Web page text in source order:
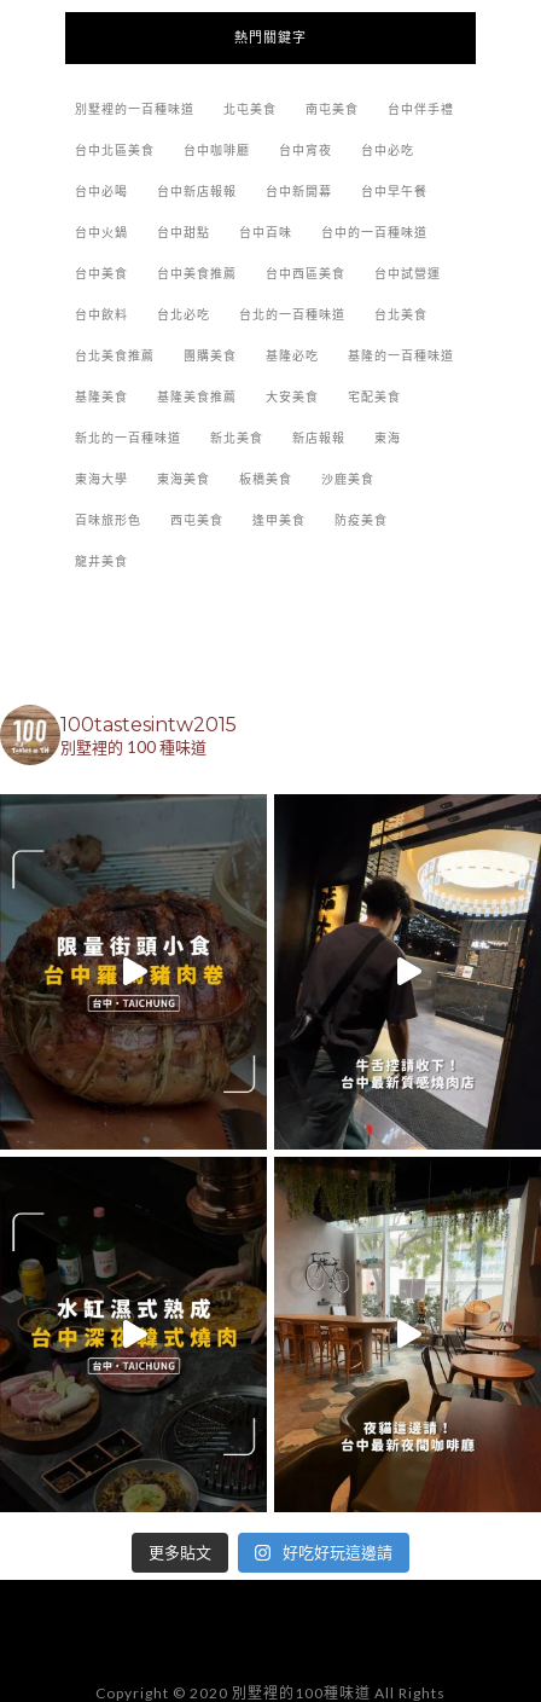
熱門關鍵字
別墅裡的一百種味道 北屯美食 南屯美食 台中伴手禮
台中北區美食 台中咖啡廳 台中宵夜 台中必吃
台中必喝 台中新店報報 台中新開幕 台中早午餐
台中火鍋 台中甜點 台中百味 台中的一百種味道
台中美食 台中美食推薦 台中西區美食 台中試營運
台中飲料 台北必吃 台北的一百種味道 台北美食
台北美食推薦 團購美食 基隆必吃 基隆的一百種味道
基隆美食 基隆美食推薦 大安美食 宅配美食
新北的一百種味道 新北美食 新店報報 東海
東海大學 東海美食 板橋美食 沙鹿美食
百味旅形色 西屯美食 逢甲美食 防疫美食
龍井美食
100tastesintw2015
別墅裡的 100 種味道
更多貼文 好吃好玩這邊請
Copyright © 2020 別墅裡的100種味道 All Rights